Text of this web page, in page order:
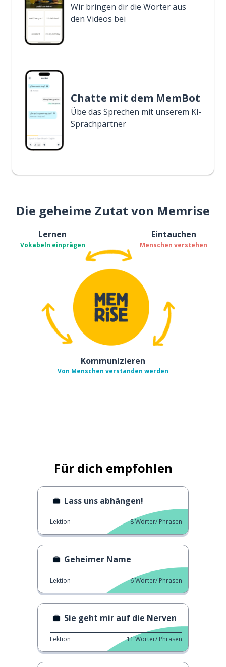
Wir bringen dir die Wörter aus
den Videos bei
Chatte mit dem MemBot
Übe das Sprechen mit unserem KI-
Sprachpartner
Die geheime Zutat von Memrise
Lernen
Vokabeln einprägen
Eintauchen
Menschen verstehen
Kommunizieren
Von Menschen verstanden werden
Für dich empfohlen
Lass uns abhängen!
Lektion 8Wörter/ Phrasen
Geheimer Name
Lektion 6Wörter/ Phrasen
Sie geht mir auf die Nerven
Lektion 11Wörter/ Phrasen